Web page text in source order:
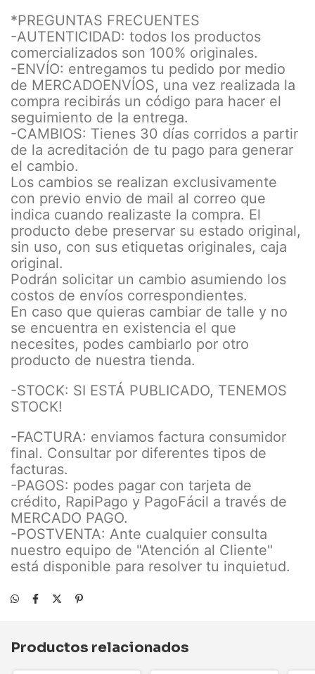
*PREGUNTAS FRECUENTES
-AUTENTICIDAD: todos los productos
comercializados son 100% originales.
-ENVÍO: entregamos tu pedido por medio
de MERCADOENVÍOS, una vez realizada la
compra recibirás un código para hacer el
seguimiento de la entrega.
-CAMBIOS: Tienes 30 días corridos a partir
de la acreditación de tu pago para generar
el cambio.
Los cambios se realizan exclusivamente
con previo envio de mail al correo que
indica cuando realizaste la compra. El
producto debe preservar su estado original,
sin uso, con sus etiquetas originales, caja
original.
Podrán solicitar un cambio asumiendo los
costos de envíos correspondientes.
En caso que quieras cambiar de talle y no
se encuentra en existencia el que
necesites, podes cambiarlo por otro
producto de nuestra tienda.
-STOCK: SI ESTÁ PUBLICADO, TENEMOS
STOCK!
-FACTURA: enviamos factura consumidor
final. Consultar por diferentes tipos de
facturas.
-PAGOS: podes pagar con tarjeta de
crédito, RapiPago y PagoFácil a través de
MERCADO PAGO.
-POSTVENTA: Ante cualquier consulta
nuestro equipo de "Atención al Cliente"
está disponible para resolver tu inquietud.
Productos relacionados